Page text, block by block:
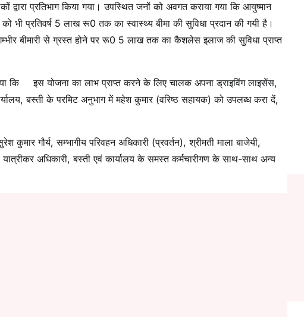
प्रतिभाग किया गया। उपस्थित जनों को अवगत कराया गया कि आयुष्मान
भी प्रतिवर्ष 5 लाख रू0 तक का स्वास्थ्य बीमा की सुविधा प्रदान की गयी है।
बीमारी से ग्रस्त होने पर रू0 5 लाख तक का कैशलेस इलाज की सुविधा प्राप्त
कि
इस योजना का लाभ प्राप्त करने के लिए चालक अपना ड्राइविंग लाइसेंस,
बस्ती के परमिट अनुभाग में महेश कुमार (वरिष्ठ सहायक) को उपलब्ध करा दें,
गौर्य, सम्भागीय परिवहन अधिकारी (प्रवर्तन), श्रीमती माला बाजेयी,
अधिकारी, बस्ती एवं कार्यालय के समस्त कर्मचारीगण के साथ-साथ अन्य